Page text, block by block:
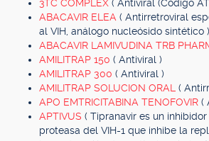
3TC COMPLEX ( Antiviral (Código
ABACAVIR ELEA ( Antirretroviral
al VIH, análogo nucleósido sintético )
ABACAVIR LAMIVUDINA TRB
AMILITRAP 150 ( Antiviral )
AMILITRAP 300 ( Antiviral )
AMILITRAP SOLUCION ORAL (
APO EMTRICITABINA TENOFOVIR (
APTIVUS ( Tipranavir es un
proteasa del VIH-1 que inhibe la